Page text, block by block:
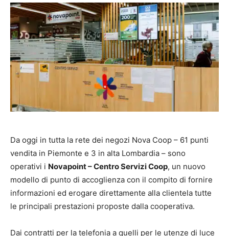
Da oggi in tutta la rete dei negozi Nova Coop – 61 punti
vendita in Piemonte e 3 in alta Lombardia – sono
operativi i Novapoint – Centro Servizi Coop, un nuovo
modello di punto di accoglienza con il compito di fornire
informazioni ed erogare direttamente alla clientela tutte
le principali prestazioni proposte dalla cooperativa.
Dai contratti per la telefonia a quelli per le utenze di luce